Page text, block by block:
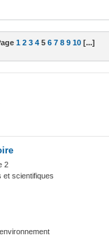
1 2 3 4 5 6 7 8 9 10 [...]
2
et scientifiques